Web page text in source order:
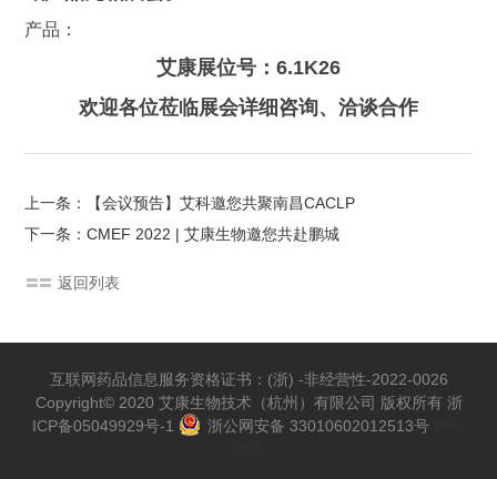
产品：
艾康展位号： 6.1K26
欢迎各位莅临展会详细咨询、洽谈合作
上一条：【会议预告】艾科邀您共聚南昌CACLP
下一条：CMEF 2022 | 艾康生物邀您共赴鹏城
返回列表
互联网药品信息服务资格证书：(浙) -非经营性-2022-0026
Copyright© 2020 艾康生物技术（杭州）有限公司 版权所有 浙
ICP备05049929号-1
浙公网安备 33010602012513号